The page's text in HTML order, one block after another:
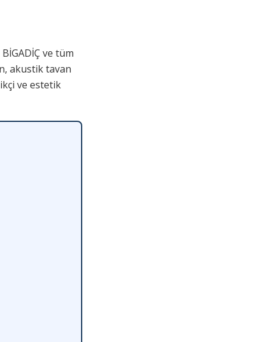
BİGADİÇ ve tüm
akustik tavan
ve estetik